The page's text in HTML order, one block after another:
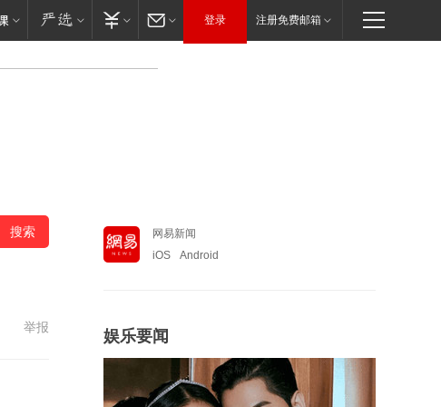
登录 注册免费邮箱
举报
网易新闻
iOS
Android
娱乐要闻